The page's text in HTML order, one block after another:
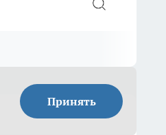
Принять